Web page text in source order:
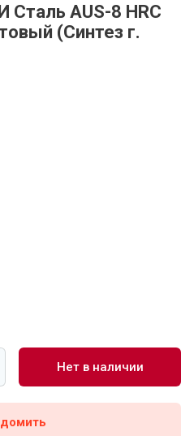
AUS-8 HRC
(Синтез г.
Нет в наличии